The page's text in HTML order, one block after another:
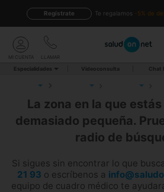
te regalamos -5% de
Regístrate
LLAMAR
MI CUENTA
Especialidades Videoconsulta Chat
La zona en la que
demasiado pequeña.
radio de
Si sigues sin encontrar lo que
21 93 o escríbenos a
equipo de cuadro médico te